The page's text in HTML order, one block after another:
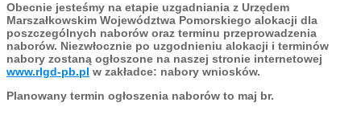
Obecnie jesteśmy na etapie uzgadniania z Urzędem
Marszałkowskim Województwa Pomorskiego alokacji dla
poszczególnych naborów oraz terminu przeprowadzenia
naborów. Niezwłocznie po uzgodnieniu alokacji i terminów
nabory zostaną ogłoszone na naszej stronie internetowej
www.rlgd-pb.pl w zakładce: nabory wniosków.
Planowany termin ogłoszenia naborów to maj br.